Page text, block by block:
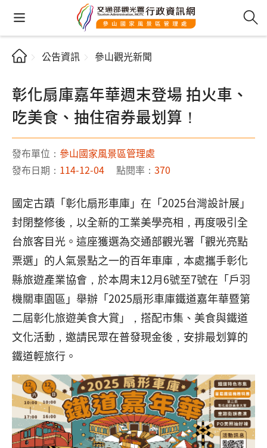
公告資訊 參山觀光新聞
彰化扇庫嘉年華週末登場 拍火車、
吃美食、抽住宿券最划算！
發布單位： 參山國家風景區管理處
發布日期： 114-12-04 點閱率： 370
國定古蹟「彰化扇形車庫」在「2025台灣設計展」
封閉整修後，以全新的工業美學亮相，再度吸引全
台旅客目光。這座獲選為交通部觀光署「觀光亮點
票選」的人氣景點之一的百年車庫，本處攜手彰化
縣旅遊產業協會，於本周末12月6號至7號在「戶羽
機關車園區」舉辦「2025扇形車庫鐵道嘉年華暨第
二屆彰化旅遊美食大賞」，搭配市集、美食與鐵道
文化活動，邀請民眾在普發現金後，安排最划算的
鐵道輕旅行。